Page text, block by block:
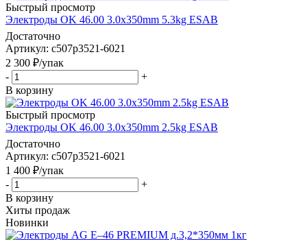
Быстрый просмотр
Электроды OK 46.00 3.0x350mm 5.3kg ESAB
Достаточно
Артикул: c507p3521-6021
2 300 ₽/упак
-
+
В корзину
Быстрый просмотр
Электроды OK 46.00 3.0x350mm 2.5kg ESAB
Достаточно
Артикул: c507p3521-6021
1 400 ₽/упак
-
+
В корзину
Хиты продаж
Новинки